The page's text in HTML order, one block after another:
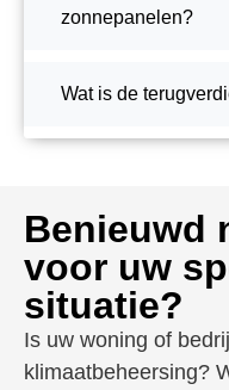
zonnepanelen?
Wat is de
Benieuwd
voor uw
situatie?
Is uw woning of
klimaatbeheersing?